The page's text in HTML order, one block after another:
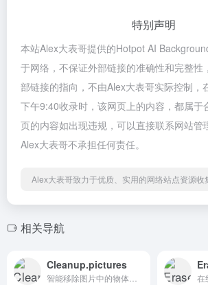
特别声明
本站Alex大表哥提供的Hotpot AI
于网络，不保证外部链接的准确性和完整性
部链接的指向，不由Alex大表哥实际控制，
下午9:40收录时，该网页上的内容，都属于
页的内容如出现违规，可以直接联系网站管
Alex大表哥不承担任何责任。
Alex大表哥致力于优质、实用的网络站点资源收
相关导航
Cleanup.pictures
在